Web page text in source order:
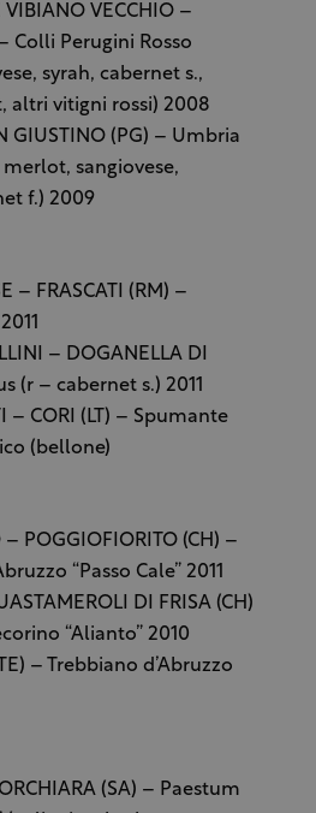
VIBIANO VECCHIO –
Colli Perugini Rosso
syrah, cabernet s.,
altri vitigni rossi) 2008
GIUSTINO (PG) – Umbria
merlot, sangiovese,
f.) 2009
– FRASCATI (RM) –
– DOGANELLA DI
(r – cabernet s.) 2011
– CORI (LT) – Spumante
(bellone)
– POGGIOFIORITO (CH) –
“Passo Cale” 2011
DI FRISA (CH)
“Alianto” 2010
– Trebbiano d’Abruzzo
(SA) – Paestum